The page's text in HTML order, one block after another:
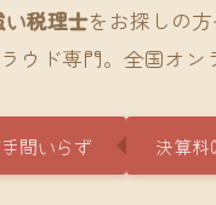
税理士をお探しの方
ウド専門。全国オン
間いらず 決算料